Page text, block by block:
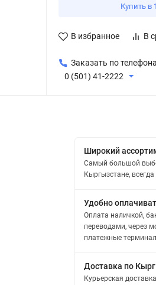
Купить в
В избранное В
Заказать по
0 (501) 41-2222
Широкий
Самый большой
Кыргызстане,
Удобно
Оплата наличкой,
переводами, через
платежные
Доставка по
Курьерская